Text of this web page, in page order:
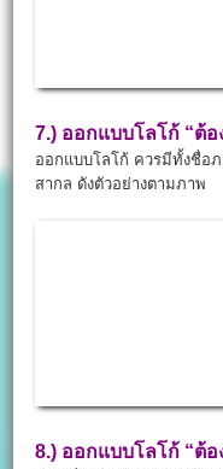
7.) ออกแบบโลโก้ “ต้
ออกแบบโลโก้ ควรมีทั้งชื่อ
สากล ดังตัวอย่างตามภาพ
8.) ออกแบบโลโก้ “ต้